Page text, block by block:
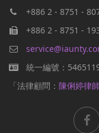
+886 2 - 8751 -
+886 2 - 8751 -
統一編號：
「法律顧問： 陳俐婷律師